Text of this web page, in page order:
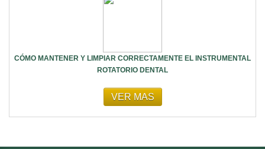
CÓMO MANTENER Y LIMPIAR CORRECTAMENTE EL INSTRUMENTAL
ROTATORIO DENTAL
VER MAS